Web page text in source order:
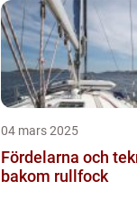
04 mars 2025
Fördelarna och
bakom rullfock